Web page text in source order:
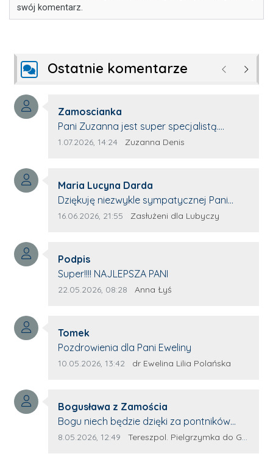
swój komentarz.
Ostatnie komentarze Poprzednie
Autor komentarza:
Zamoscianka
Treść komentarza:
Pani Zuzanna jest super specjalistą.
Korzystamy z moim pieskiem z jej pomocy
Data dodania komentarza:
1.07.2026, 14:24 Źródło komentarza:
Zuzanna Denis
Autor komentarza:
Maria Lucyna Darda
Treść komentarza:
Dziękuję niezwykle sympatycznej Pani
redaktor Annie Niderla-Kadach za
którym trema odbierała głos.
Data dodania komentarza:
16.06.2026, 21:55 Źródło komentarza:
Zasłużeni dla Lubyczy
Autor komentarza:
Podpis
Treść komentarza:
Super!!!! NAJLEPSZA PANI
Data dodania komentarza:
22.05.2026, 08:28 Źródło komentarza:
Anna Łyś
Autor komentarza:
Tomek
Treść komentarza:
Pozdrowienia dla Pani Eweliny
Data dodania komentarza:
10.05.2026, 13:42 Źródło komentarza:
dr Ewelina Lilia Polańska
Autor komentarza:
Bogusława z Zamościa
Treść komentarza:
Bogu niech będzie dzięki za pontników
Terespola Wyglądają jak kolorowe ptaki
Data dodania komentarza:
8.05.2026, 12:49 Źródło komentarza:
Tereszpol. Pielgrzymka do Górecka Kościelnego